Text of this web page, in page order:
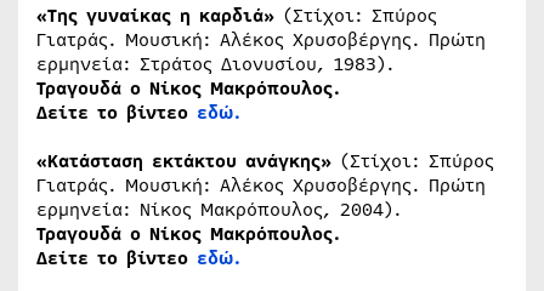
«Της γυναίκας η καρδιά» (Στίχοι: Σπύρος
Γιατράς. Μουσική: Αλέκος Χρυσοβέργης. Πρώτη
ερμηνεία: Στράτος Διονυσίου, 1983).
Τραγουδά ο Νίκος Μακρόπουλος.
Δείτε το βίντεο εδώ.
«Κατάσταση εκτάκτου ανάγκης» (Στίχοι: Σπύρος
Γιατράς. Μουσική: Αλέκος Χρυσοβέργης. Πρώτη
ερμηνεία: Νίκος Μακρόπουλος, 2004).
Τραγουδά ο Νίκος Μακρόπουλος.
Δείτε το βίντεο εδώ.